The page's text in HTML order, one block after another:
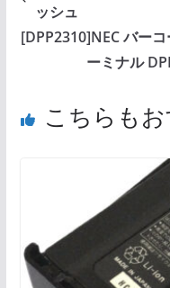
ッシュ
[DPP2310]NEC バー
ーミナル
こちらも